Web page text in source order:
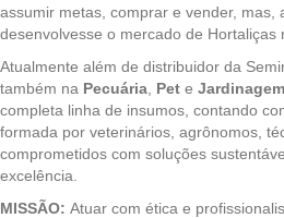
assumir metas, comprar e vender, mas,
desenvolvesse o mercado de Hortaliças
Atualmente além de distribuidor da
também na Pecuária Pet e Jardinagem
completa linha de insumos, contando
formada por veterinários, agrônomos,
comprometidos com soluções
excelência.
MISSÃO: Atuar com ética e